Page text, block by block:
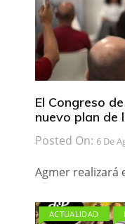
El Congreso
nuevo plan de
Posted On: 6 De
Agmer realizará
ACTUALIDAD